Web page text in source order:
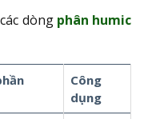
dòng phân humic
Công
dụng